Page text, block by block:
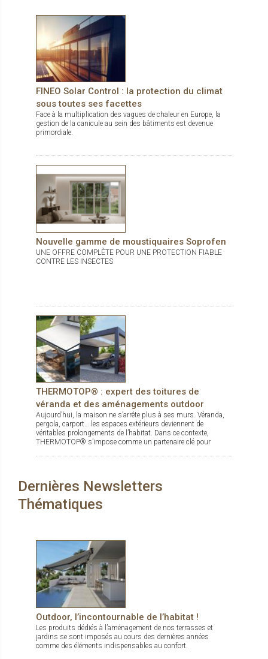
propose ainsi bien plus que des solutions fonctionnelles : de
véritables inspirations pour sublimer les intérieurs.
FINEO Solar Control : la protection du climat
sous toutes ses facettes
Face à la multiplication des vagues de chaleur en Europe, la
gestion de la canicule au sein des bâtiments est devenue
primordiale.
Nouvelle gamme de moustiquaires Soprofen
UNE OFFRE COMPLÈTE POUR UNE PROTECTION FIABLE
CONTRE LES INSECTES
THERMOTOP® : expert des toitures de
véranda et des aménagements outdoor
Aujourd’hui, la maison ne s’arrête plus à ses murs. Véranda,
pergola, carport… les espaces extérieurs deviennent de
véritables prolongements de l’habitat. Dans ce contexte,
THERMOTOP® s’impose comme un partenaire clé pour
Dernières Newsletters
Thématiques
Outdoor, l’incontournable de l’habitat !
Les produits dédiés à l’aménagement de nos terrasses et
jardins se sont imposés au cours des dernières années
comme des éléments indispensables au confort.